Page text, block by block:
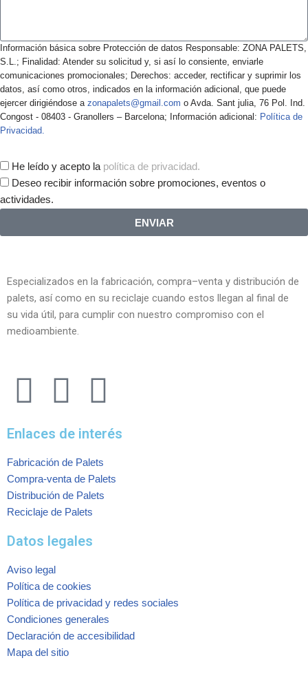
Información básica sobre Protección de datos Responsable: ZONA PALETS,
S.L.; Finalidad: Atender su solicitud y, si así lo consiente, enviarle
comunicaciones promocionales; Derechos: acceder, rectificar y suprimir los
datos, así como otros, indicados en la información adicional, que puede
ejercer dirigiéndose a zonapalets@gmail.com o Avda. Sant julia, 76 Pol. Ind.
Congost - 08403 - Granollers – Barcelona; Información adicional: Política de
Privacidad.
He leído y acepto la política de privacidad.
Deseo recibir información sobre promociones, eventos o
actividades.
ENVIAR
Especializados en la fabricación, compra–venta y distribución de
palets, así como en su reciclaje cuando estos llegan al final de
su vida útil, para cumplir con nuestro compromiso con el
medioambiente.
Enlaces de interés
Fabricación de Palets
Compra-venta de Palets
Distribución de Palets
Reciclaje de Palets
Datos legales
Aviso legal
Política de cookies
Política de privacidad y redes sociales
Condiciones generales
Declaración de accesibilidad
Mapa del sitio